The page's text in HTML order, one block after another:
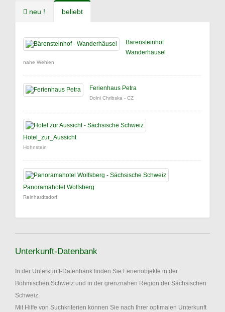
neu ! beliebt
Bärensteinhof
Wanderhäusel
nahe Wehlen
Ferienhaus Petra
Dolni Chribska - CZ
Hotel_zur_Aussicht
Hohnstein
Panoramahotel Wolfsberg
Reinhardtsdorf
Unterkunft-Datenbank
In der Unterkunft-Datenbank finden Sie Ferienobjekte in der
Böhmischen Schweiz und in der grenznahen Region der Sächsischen
Schweiz.
Mit Hilfe von Suchkriterien können Sie nach Ihrer optimalen Unterkunft